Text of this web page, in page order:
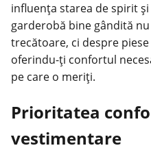
influența starea de spirit
garderobă bine gândită
trecătoare, ci despre
oferindu-ți confortul
pe care o meriți.
Prioritatea
vestimentare